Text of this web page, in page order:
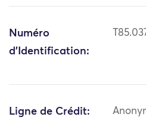
Numéro
d'Identification:
Ligne de Crédit: